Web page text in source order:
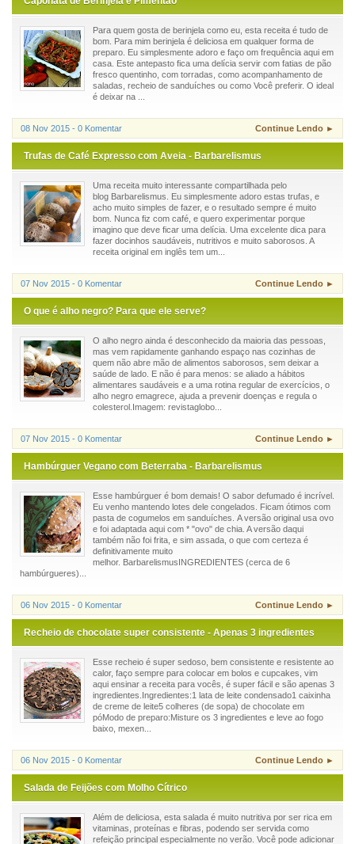
Para quem gosta de berinjela como eu, esta receita é tudo de
bom. Para mim berinjela é deliciosa em qualquer forma de
preparo. Eu simplesmente adoro e faço om frequência aqui em
casa. Este antepasto fica uma delícia servir com fatias de pão
fresco quentinho, com torradas, como acompanhamento de
saladas, recheio de sanduíches ou como Você preferir. O ideal
é deixar na ...
08 Nov 2015 - 0 Komentar Continue Lendo ►
Trufas de Café Expresso com Aveia - Barbarelismus
Uma receita muito interessante compartilhada pelo
blog Barbarelismus. Eu simplesmente adoro estas trufas, e
acho muito simples de fazer, e o resultado sempre é muito
bom. Nunca fiz com café, e quero experimentar porque
imagino que deve ficar uma delícia. Uma excelente dica para
fazer docinhos saudáveis, nutritivos e muito saborosos. A
receita original em inglês tem um...
07 Nov 2015 - 0 Komentar Continue Lendo ►
O que é alho negro? Para que ele serve?
O alho negro ainda é desconhecido da maioria das pessoas,
mas vem rapidamente ganhando espaço nas cozinhas de
quem não abre mão de alimentos saborosos, sem deixar a
saúde de lado. E não é para menos: se aliado a hábitos
alimentares saudáveis e a uma rotina regular de exercícios, o
alho negro emagrece, ajuda a prevenir doenças e regula o
colesterol.Imagem: revistaglobo...
07 Nov 2015 - 0 Komentar Continue Lendo ►
Hambúrguer Vegano com Beterraba - Barbarelismus
Esse hambúrguer é bom demais! O sabor defumado é incrível.
Eu venho mantendo lotes dele congelados. Ficam ótimos com
pasta de cogumelos em sanduíches. A versão original usa ovo
e foi adaptada aqui com * "ovo" de chia. A versão daqui
também não foi frita, e sim assada, o que com certeza é
definitivamente muito
melhor. BarbarelismusINGREDIENTES (cerca de 6
hambúrgueres)...
06 Nov 2015 - 0 Komentar Continue Lendo ►
Recheio de chocolate super consistente - Apenas 3 ingredientes
Esse recheio é super sedoso, bem consistente e resistente ao
calor, faço sempre para colocar em bolos e cupcakes, vim
aqui ensinar a receita para vocês, é super fácil e são apenas 3
ingredientes.Ingredientes:1 lata de leite condensado1 caixinha
de creme de leite5 colheres (de sopa) de chocolate em
póModo de preparo:Misture os 3 ingredientes e leve ao fogo
baixo, mexen...
06 Nov 2015 - 0 Komentar Continue Lendo ►
Salada de Feijões com Molho Cítrico
Além de deliciosa, esta salada é muito nutritiva por ser rica em
vitaminas, proteínas e fibras, podendo ser servida como
refeição principal especialmente no verão. Você pode adicionar